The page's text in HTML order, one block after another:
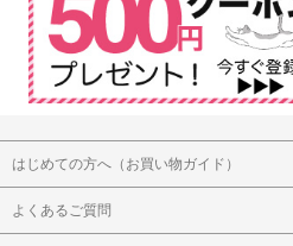
はじめての方へ（お買い物ガイド）
よくあるご質問